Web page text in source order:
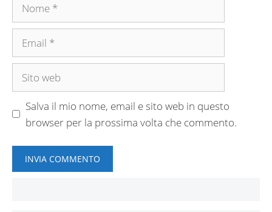
Salva il mio nome, email e sito web in questo
browser per la prossima volta che commento.